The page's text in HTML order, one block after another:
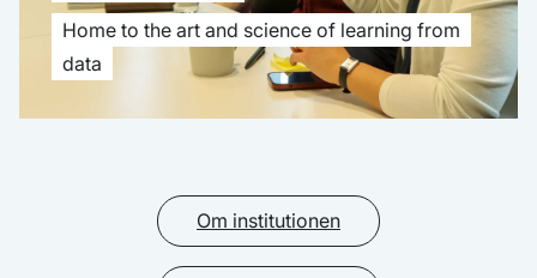
Home to the art and science of learning from
data
Om institutionen